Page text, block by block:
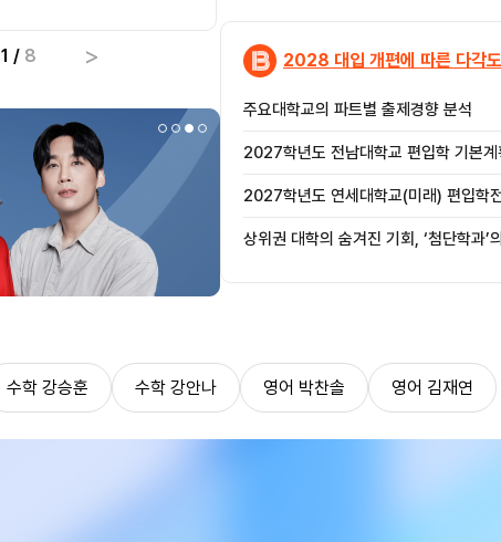
1 / 8 > 2028 대입 개편에 따른 다각
주요대학교의 파트별 출제경향 분석
2027학년도 전남대학교 편입학 기본계
2027학년도 연세대학교(미래) 편입학
상위권 대학의 숨겨진 기회, ‘첨단학과’
수학 강승훈 수학 강안나 영어 박찬솔 영어 김재연